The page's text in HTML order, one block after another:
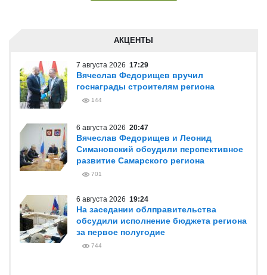
АКЦЕНТЫ
7 августа 2026 17:29
Вячеслав Федорищев вручил
госнаграды строителям региона
144
6 августа 2026 20:47
Вячеслав Федорищев и Леонид
Симановский обсудили перспективное
развитие Самарского региона
701
6 августа 2026 19:24
На заседании облправительства
обсудили исполнение бюджета региона
за первое полугодие
744